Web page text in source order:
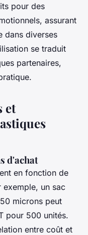
pour des
assurant
dans diverses
se traduit
partenaires,
et
d'achat
en fonction de
exemple, un sac
microns peut
pour 500 unités.
entre coût et